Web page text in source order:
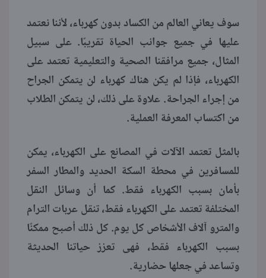
سوف يعاني العالم من الكساد بدون كهرباء، لأننا نعتمد
عليها في جميع جوانب الحياة تقريبًا. على سبيل
المثال، جميع مرافقنا الصحية والتعليمية تعتمد على
الكهرباء، فإذا لم يكن هناك كهرباء لن يتمكن الجراح
من إجراء الجراحة. علاوة على ذلك، لن يتمكن الطلاب
من اكتساب المعرفة العملية.
بالمثل تعتمد الآلات في المصانع على الكهرباء، يمكن
للمسافرين في محطة السكة الحديد والمطار السفر
بأمان بسبب الكهرباء فقط. كما أن وسائل النقل
المختلفة تعتمد على الكهرباء فقط، تنقل عربات الترام
والمترو آلاف الأشخاص كل يوم. كل ذلك أصبح ممكنًا
بسبب الكهرباء فقط، فهى تعزز حياتنا الحديثة
وتساعد في جعلها حضارية.